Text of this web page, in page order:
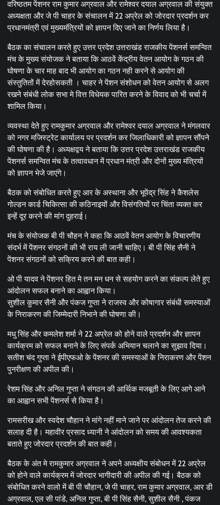
वरिष्ठतम पेंशनर राम कुमार अग्रवाल और रामेश्वर दयाल अग्रवाल की संयुक्त
अध्यक्षता और जे पी चाहर के संचालन में 22 अप्रेल को जोरदार प्रदर्शन कर
प्रधानमंत्री एवं मुख्यमंत्रियों को ज्ञापन दिए जाने का निर्णय लिया है।
बैठक का संचालन करते हुए उत्तर प्रदेश उत्तराखंड राजकीय पेंशनर्स समन्वित
मंच के मुख्य संयोजक ने बताया कि आठवें केंद्रीय वेतन आयोग के गठन की
घोषणा के चार माह बाद भी आयोग का गठन नही करने से आयोग की
संस्तुतितों में देरहोसकती । चाहर ने पेंशन संशोधन को वेतन आयोग से अलग
रखने संबंधी लोक सभा मे वित्त विधेयक पारित करने के विवाद को भी चर्चा में
शामिल किया।
व्यवस्था देते हुए रामकुमार अग्रवाल और रामेश्वर दयाल अग्रवाल ने मंगलवार
को नगर मजिस्ट्रेट कार्यालय पर प्रदर्शन कर जिलाधिकारी को ज्ञापन सौंपने
की घोषणा की है। अध्यक्षद्वय ने बताया कि उत्तर प्रदेश उत्तराखंड राजकीय
पेंशनर्स समन्वित मंच के तत्वावधान में प्रधान मंत्री और दोनों मुख्य मंत्रियों
को ज्ञापन भेजे जाएंगे।
बैठक को संबोधित करते हुए आर के अस्थाना और भूपेंद्र सिंह ने कैशलेस
गोल्डन कार्ड चिकित्सा की कठिनाइयों और विसंगतियों पर चिंता व्यक्त कर
इन्हें दूर करने की मांग दुहराई।
मंच के संयोजक बी पी चौहन ने कहा कि आठवें वेतन आयोग के विचारणीय
संदर्भ में पेंशनर संगठनों की भी राय ली जानी चाहिए। बी पी सिंह सैनी ने
पेंशनर संगठनों को सक्रिय करने की बात कही।
ओ पी यादव ने पेंशनर हित मे तन मन धन से सहयोग करने का संकल्प लेते हुए
आंदोलन सफल बनाने का आह्वान किया।
सुशील कुमार सैनी और पंकज गुप्ता ने राजस्व और कोषागार संबंधी समस्याओं
के निराकरण की जिम्मेदारी निभाने की घोषणा की।
मधु सिंह और कमलेश शर्मा ने 22 अप्रेल को होने वाले प्रदर्शन और ज्ञापन
कार्यक्रम को सफल बनाने के लिए संपर्क अभियान चलाने का सुझाव दिया।
सतीश चंद गुप्ता ने ईपीएफओ के पेंशनर की समस्याओं के निराकरण और पेंशन
पुनरीक्षण की अपील की।
रेशम सिंह और अनिल गुप्ता ने संगठन की आर्थिक मजबूती के लिए आगे आने
का आह्वान सभी पेंशनर्स से किया है।
रामसरीख और स्वदेश चौहान ने मांगे नहीं माने जाने पर आंदोलन तेज करने की
सलाह दी है। महावीर प्रसाद ध्यानी ने आंदोलन को समय की आवश्यकता
बताते हुए जोरदार प्रदर्शन की बात कही।
बैठक के अंत मे रामकुमार अग्रवाल ने अपने अध्यक्षीय संबोधन में 22 अप्रेल
को होने वाले कार्यक्रम में जोरदार भागीदारी की अपील की गई। बैठक को
संबोधित करने वालो में बी पी चौहान, जे पी चाहर, राम कुमार अग्रवाल, आर डी
अग्रवाल, एल सी पांडे, अनिल गुप्ता, बी पी सिंह सैनी, सुशील सैनी , पंकज